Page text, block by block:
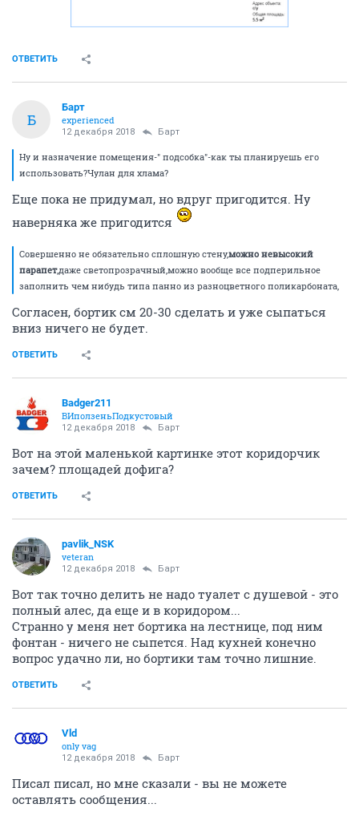
ОТВЕТИТЬ
Б
Барт
experienced
12 декабря 2018 Барт
Ну и назначение помещения-" подсобка"-как ты планируешь его
использовать?Чулан для хлама?
Еще пока не придумал, но вдруг пригодится. Ну
наверняка же пригодится
Совершенно не обязательно сплошную стену,можно невысокий
парапет,даже светопрозрачный,можно вообще все подперильное
заполнить чем нибудь типа панно из разноцветного поликарбоната,
Согласен, бортик см 20-30 сделать и уже сыпаться
вниз ничего не будет.
ОТВЕТИТЬ
Badger211
ВИползеньПодкустовый
12 декабря 2018 Барт
Вот на этой маленькой картинке этот коридорчик
зачем? площадей дофига?
ОТВЕТИТЬ
pavlik_NSK
veteran
12 декабря 2018 Барт
Вот так точно делить не надо туалет с душевой - это
полный алес, да еще и в коридором...
Странно у меня нет бортика на лестнице, под ним
фонтан - ничего не сыпется. Над кухней конечно
вопрос удачно ли, но бортики там точно лишние.
ОТВЕТИТЬ
Vld
only vag
12 декабря 2018 Барт
Писал писал, но мне сказали - вы не можете
оставлять сообщения...